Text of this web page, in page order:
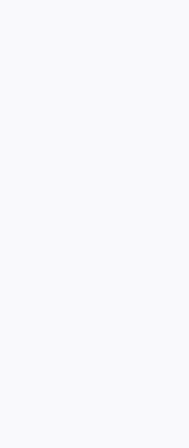
券（往復）*
券（往復）とは、
ホノルル）」の往
以外はキャンペーン
めご了承ください。
期間中の自動積立の
ントリー対象購入
を確認のうえ、キ
ウントへエントリー
び金額にてイデア